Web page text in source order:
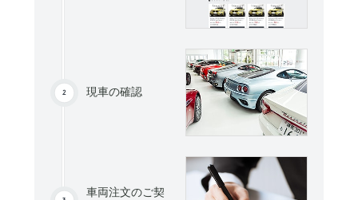
現車の確認
車両注文のご契